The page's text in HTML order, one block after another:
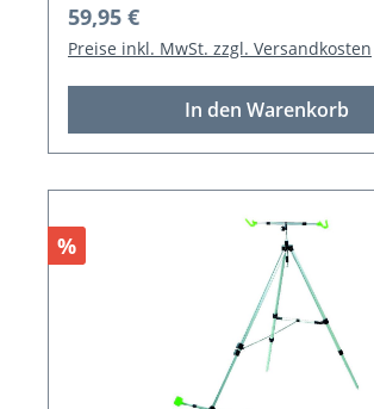
Regulärer Preis:
59,95 €
Preise inkl. MwSt. zzgl. Versandkosten
In den Warenkorb
Rabatt
%